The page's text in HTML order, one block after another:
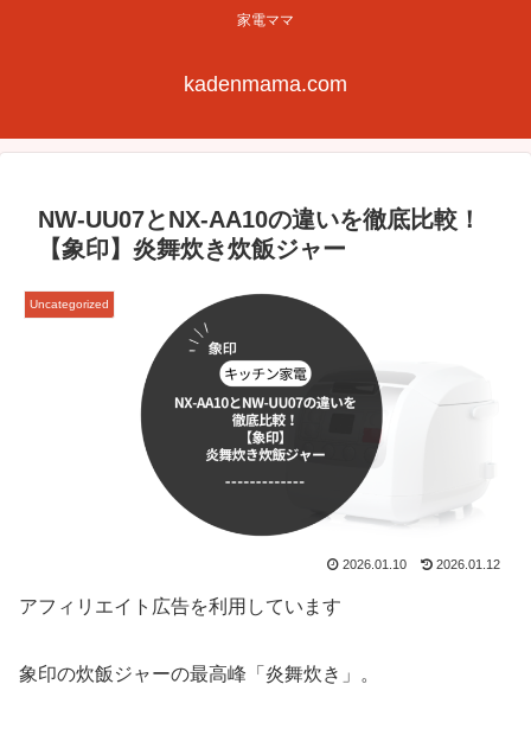
家電ママ
kadenmama.com
NW-UU07とNX-AA10の違いを徹底比較！
【象印】炎舞炊き炊飯ジャー
Uncategorized
2026.01.10 2026.01.12
アフィリエイト広告を利用しています
象印の炊飯ジャーの最高峰「炎舞炊き」。